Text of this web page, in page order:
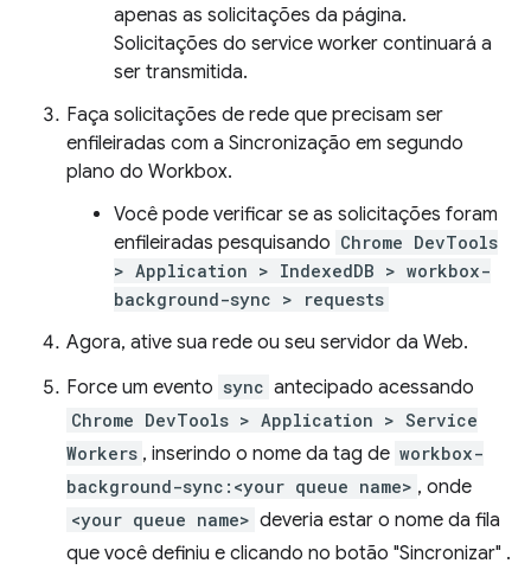
apenas as solicitações da página.
Solicitações do service worker continuará a
ser transmitida.
Faça solicitações de rede que precisam ser
enfileiradas com a Sincronização em segundo
plano do Workbox.
Você pode verificar se as solicitações foram
enfileiradas pesquisando Chrome DevTools
> Application > IndexedDB > workbox-
background-sync > requests
Agora, ative sua rede ou seu servidor da Web.
Force um evento sync antecipado acessando
Chrome DevTools > Application > Service
Workers , inserindo o nome da tag de workbox-
background-sync:<your queue name> , onde
<your queue name> deveria estar o nome da fila
que você definiu e clicando no botão "Sincronizar" .